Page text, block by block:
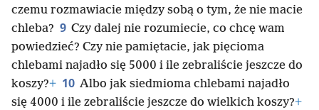
czemu rozmawiacie między sobą o tym, że nie macie
chleba? 9 Czy dalej nie rozumiecie, co chcę wam
powiedzieć? Czy nie pamiętacie, jak pięcioma
chlebami najadło się 5000 i ile zebraliście jeszcze do
koszy?+ 10 Albo jak siedmioma chlebami najadło
się 4000 i ile zebraliście jeszcze do wielkich koszy?+